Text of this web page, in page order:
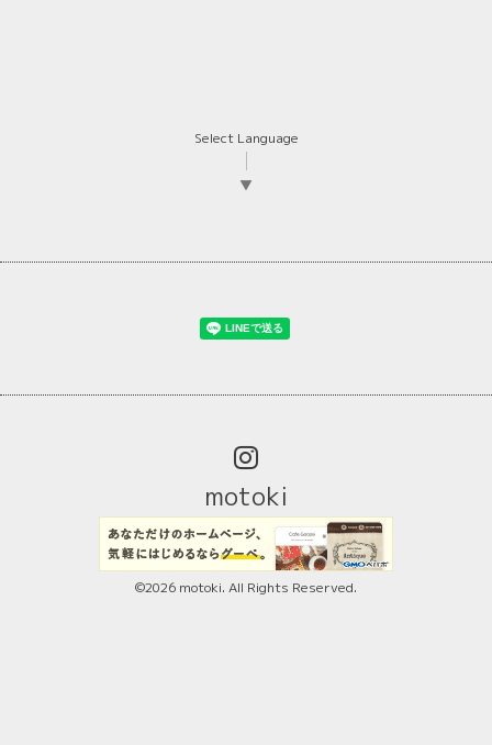
Select Language
▼
motoki
©2026 motoki. All Rights Reserved.